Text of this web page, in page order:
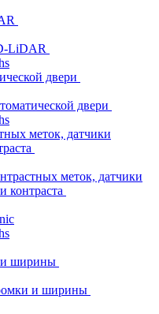
LiDAR
двери
двери
меток, датчики
меток, датчики
контраста
и ширины
и ширины